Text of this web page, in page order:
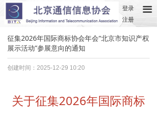
끀
登录
注册
创建时间： 2025-12-29 10:20
关于征集2026年国际商标
征集2026年国际商标协会年会“北京市知识产权
展示活动”参展意向的通知